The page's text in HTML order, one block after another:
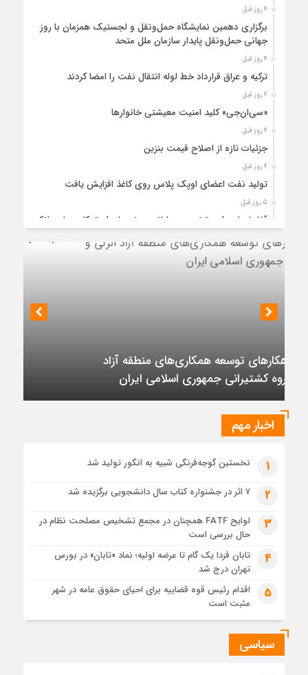
4 روز قبل
برگزاری دهمین نمایشگاه حمل‌ونقل و لجستیک همزمان با روز
جهانی حمل‌ونقل پایدار سازمان ملل متحد
4 روز قبل
ترکیه و عراق قرارداد خط لوله انتقال نفت را امضا کردند
4 روز قبل
«سی‌ان‌جی» کلید امنیت معیشتی خانوارها
4 روز قبل
جزئیات تازه از اصلاح قیمت بنزین
4 روز قبل
تولید نفت اعضای اوپک پلاس روی کاغذ افزایش یافت
5 روز قبل
آغاز اجرای طرح تخصیص یارانه سوخت از طریق کارت‌های بانکی
عملیات اجرایی پروژه تصفیه پساب شهری؛ پتروشیمی تبریز در
مسیر تحقق صنعت سبز
مزیت قیمتی CNG؛ سوختی پاک برای کاهش هزینه خانوار و
واردات بنزین
ظرفیت پالایش جهانی به کمترین میزان در برابر تقاضای نفت
رسیده است
عرضه اولیه تابان فردا (بزرگترین عرضه اولیه تاریخ بورس) از
نگاهی دیگر
1 هفته قبل
حل موانع صادرات برق
نشست رئیس هیأت مدیره گروه سرمایه‌گذاری اهداف با مدیران ارشد شرکت
تأکید بر تداوم حمایت از فاز دوم توسعه میدان
نفتی آذر
اخبار مهم
1 نخستین گوجه‌فرنگی شبیه به انگور تولید شد
2 ۷ اثر در جشنواره کتاب سال دانشجویی برگزیده شد
3
لوایح FATF همچنان در مجمع تشخیص مصلحت نظام در
حال بررسی است
4
تابان فردا یک گام تا عرضه اولیه؛ نماد «تابان» در بورس
تهران درج شد
5
اقدام رئیس قوه قضاییه برای احیای حقوق عامه در شهر
مثبت است
سیاسی